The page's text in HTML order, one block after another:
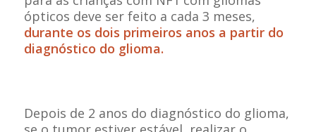
ópticos deve ser feito a cada 3 meses,
durante os dois primeiros anos a partir do
diagnóstico do glioma.
Depois de 2 anos do diagnóstico do glioma,